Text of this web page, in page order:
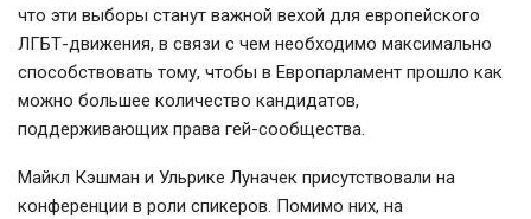
что эти выборы станут важной вехой для европейского
ЛГБТ-движения, в связи с чем необходимо максимально
способствовать тому, чтобы в Европарламент прошло как
можно большее количество кандидатов,
поддерживающих права гей-сообщества.
Майкл Кэшман и Ульрике Луначек присутствовали на
конференции в роли спикеров. Помимо них, на